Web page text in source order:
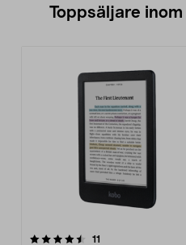
Toppsäljare
11
5.0 av 5 stjärnor